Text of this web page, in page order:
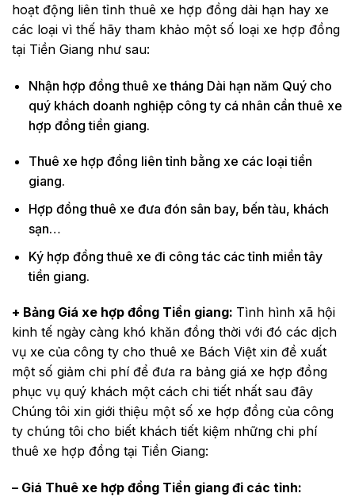
hoạt động liên tỉnh thuê xe hợp đồng dài hạn hay xe
các loại vì thế hãy tham khảo một số loại xe hợp đồng
tại Tiền Giang như sau:
Nhận hợp đồng thuê xe tháng Dài hạn năm Quý cho
quý khách doanh nghiệp công ty cá nhân cần thuê xe
hợp đồng tiền giang.
Thuê xe hợp đồng liên tỉnh bằng xe các loại tiền
giang.
Hợp đồng thuê xe đưa đón sân bay, bến tàu, khách
sạn…
Ký hợp đồng thuê xe đi công tác các tỉnh miền tây
tiền giang.
+ Bảng Giá xe hợp đồng Tiền giang: Tình hình xã hội
kinh tế ngày càng khó khăn đồng thời với đó các dịch
vụ xe của công ty cho thuê xe Bách Việt xin đề xuất
một số giảm chi phí để đưa ra bảng giá xe hợp đồng
phục vụ quý khách một cách chi tiết nhất sau đây
Chúng tôi xin giới thiệu một số xe hợp đồng của công
ty chúng tôi cho biết khách tiết kiệm những chi phí
thuê xe hợp đồng tại Tiền Giang:
– Giá Thuê xe hợp đồng Tiền giang đi các tỉnh: